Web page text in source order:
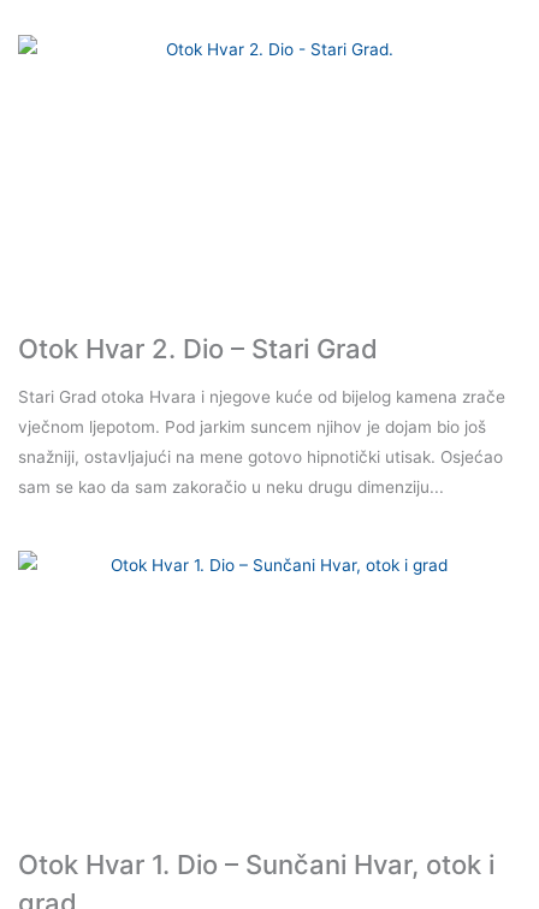
Otok Hvar 2. Dio – Stari Grad
Stari Grad otoka Hvara i njegove kuće od bijelog kamena zrače
vječnom ljepotom. Pod jarkim suncem njihov je dojam bio još
snažniji, ostavljajući na mene gotovo hipnotički utisak. Osjećao
sam se kao da sam zakoračio u neku drugu dimenziju...
Otok Hvar 1. Dio – Sunčani Hvar, otok i